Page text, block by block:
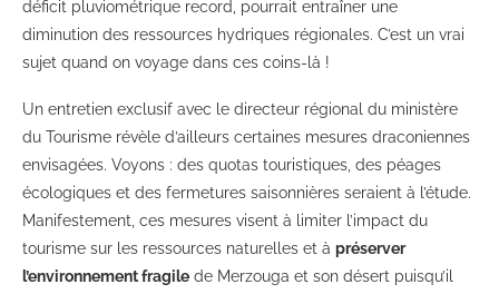
déficit pluviométrique record, pourrait entraîner une
diminution des ressources hydriques régionales. C’est un vrai
sujet quand on voyage dans ces coins-là !
Un entretien exclusif avec le directeur régional du ministère
du Tourisme révèle d’ailleurs certaines mesures draconiennes
envisagées. Voyons : des quotas touristiques, des péages
écologiques et des fermetures saisonnières seraient à l’étude.
Manifestement, ces mesures visent à limiter l’impact du
tourisme sur les ressources naturelles et à préserver
l’environnement fragile de Merzouga et son désert puisqu’il